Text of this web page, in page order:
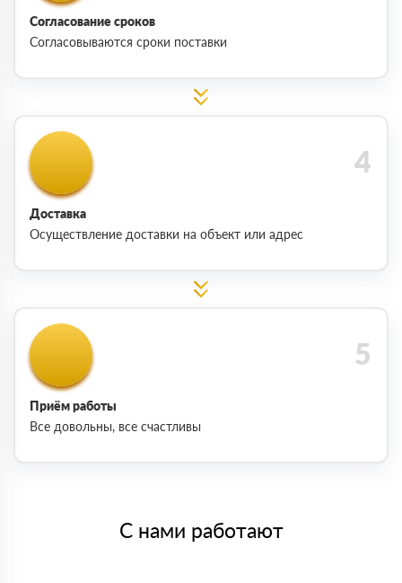
Согласование сроков
Согласовываются сроки поставки
Доставка
Осуществление доставки на объект или адрес
Приём работы
Все довольны, все счастливы
С нами работают